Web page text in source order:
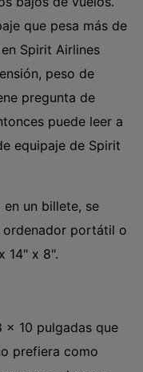
que pesa más de
Spirit Airlines
peso de
pregunta de
puede leer a
equipaje de Spirit
un billete, se
portátil o
14" x 8".
x 10 pulgadas que
prefiera como